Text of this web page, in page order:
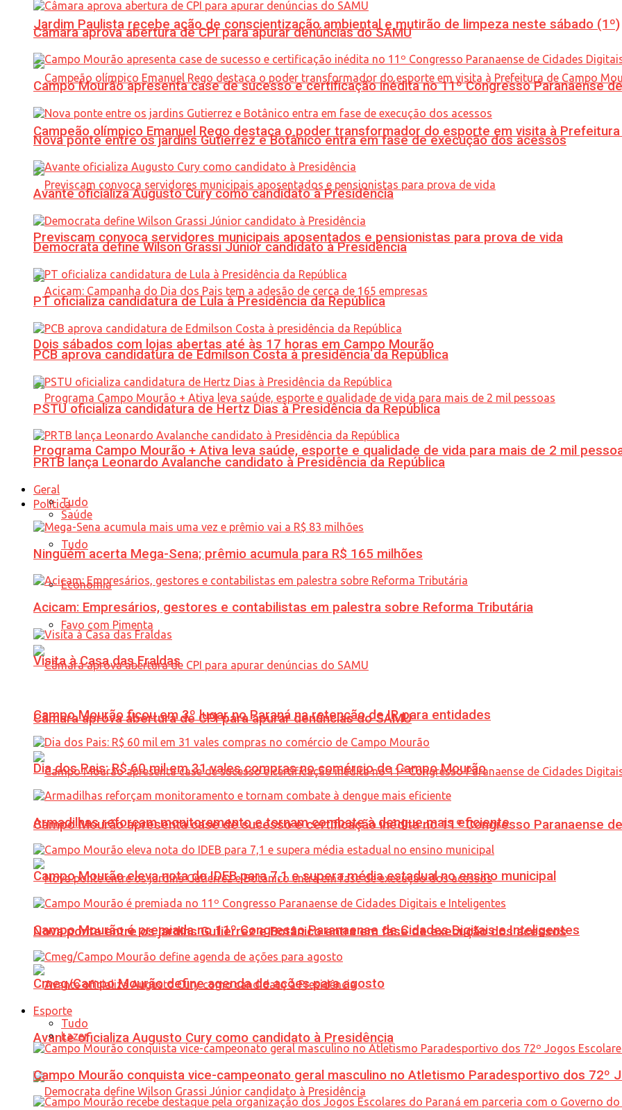
Jardim Paulista recebe ação de conscientização ambiental e mutirão de limpeza neste sábado (1º)
Campeão olímpico Emanuel Rego destaca o poder transformador do esporte em visita à
Previscam convoca servidores municipais aposentados e pensionistas para prova de vida
Dois sábados com lojas abertas até às 17 horas em Campo Mourão
Programa Campo Mourão + Ativa leva saúde, esporte e qualidade de vida para mais de 2 mil
Política
Tudo
Economia
Favo com Pimenta
Câmara aprova abertura de CPI para apurar denúncias do SAMU
Campo Mourão apresenta case de sucesso e certificação inédita no 11º Congresso Paranaense
Nova ponte entre os jardins Gutierrez e Botânico entra em fase de execução dos acessos
Avante oficializa Augusto Cury como candidato à Presidência
Câmara aprova abertura de CPI para apurar denúncias do SAMU
Campo Mourão apresenta case de sucesso e certificação inédita no 11º Congresso Paranaense
Nova ponte entre os jardins Gutierrez e Botânico entra em fase de execução dos acessos
Avante oficializa Augusto Cury como candidato à Presidência
Democrata define Wilson Grassi Júnior candidato à Presidência
PT oficializa candidatura de Lula à Presidência da República
PCB aprova candidatura de Edmilson Costa à presidência da República
PSTU oficializa candidatura de Hertz Dias à Presidência da República
PRTB lança Leonardo Avalanche candidato à Presidência da República
Geral
Tudo
Saúde
Ninguém acerta Mega-Sena; prêmio acumula para R$ 165 milhões
Acicam: Empresários, gestores e contabilistas em palestra sobre Reforma Tributária
Visita à Casa das Fraldas
Campo Mourão ficou em 3º lugar no Paraná na retenção de IR para entidades
Dia dos Pais: R$ 60 mil em 31 vales compras no comércio de Campo Mourão
Armadilhas reforçam monitoramento e tornam combate à dengue mais eficiente
Campo Mourão eleva nota do IDEB para 7,1 e supera média estadual no ensino municipal
Campo Mourão é premiada no 11º Congresso Paranaense de Cidades Digitais e Inteligentes
Cmeg/Campo Mourão define agenda de ações para agosto
Esporte
Tudo
Lazer
Campo Mourão conquista vice-campeonato geral masculino no Atletismo Paradesportivo dos 72º